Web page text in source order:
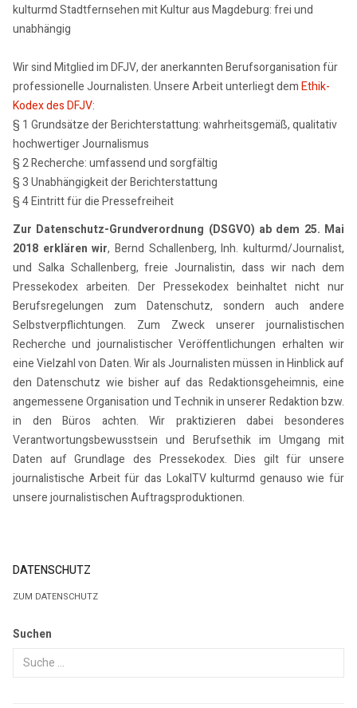
kulturmd Stadtfernsehen mit Kultur aus Magdeburg: frei und
unabhängig
Wir sind Mitglied im DFJV, der anerkannten Berufsorganisation für
professionelle Journalisten. Unsere Arbeit unterliegt demEthik-
Kodex des DFJV:
§ 1 Grundsätze der Berichterstattung: wahrheitsgemäß, qualitativ
hochwertiger Journalismus
§ 2 Recherche: umfassend und sorgfältig
§ 3 Unabhängigkeit der Berichterstattung
§ 4 Eintritt für die Pressefreiheit
Zur Datenschutz-Grundverordnung (DSGVO) ab dem 25. Mai
2018 erklären wir, Bernd Schallenberg, Inh. kulturmd/Journalist,
und Salka Schallenberg, freie Journalistin, dass wir nach dem
Pressekodex arbeiten. Der Pressekodex beinhaltet nicht nur
Berufsregelungen zum Datenschutz, sondern auch andere
Selbstverpflichtungen. Zum Zweck unserer journalistischen
Recherche und journalistischer Veröffentlichungen erhalten wir
eine Vielzahl von Daten. Wir als Journalisten müssen in Hinblick auf
den Datenschutz wie bisher auf das Redaktionsgeheimnis, eine
angemessene Organisation und Technik in unserer Redaktion bzw.
in den Büros achten. Wir praktizieren dabei besonderes
Verantwortungsbewusstsein und Berufsethik im Umgang mit
Daten auf Grundlage des Pressekodex. Dies gilt für unsere
journalistische Arbeit für das LokalTV kulturmd genauso wie für
unsere journalistischen Auftragsproduktionen.
DATENSCHUTZ
ZUM DATENSCHUTZ
Suchen